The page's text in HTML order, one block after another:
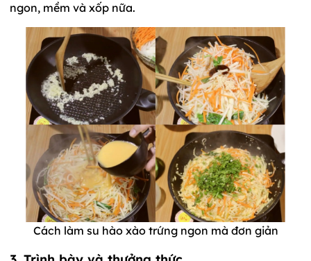
ngon, mềm và xốp nữa.
Cách làm su hào xào trứng ngon mà đơn giản